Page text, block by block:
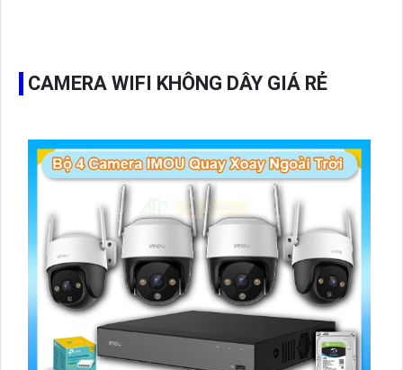
H.265+/H.265/H.264+/H.264. Công nghệ hồng ngoại Smart
IR giúp mục tiêu trong khung hình luôn sắc nét và chính xác
CAMERA WIFI KHÔNG DÂY GIÁ RẺ